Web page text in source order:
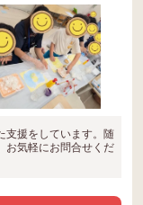
支援をしています。随
お気軽にお問合せくだ